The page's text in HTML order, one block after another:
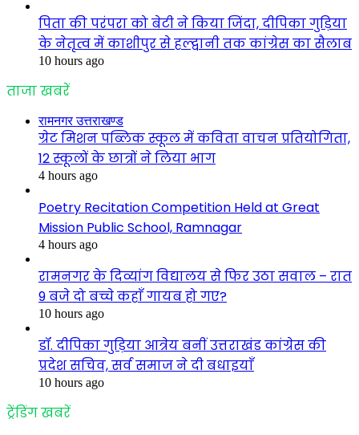
पिता की परंपरा को बेटी ने किया जिंदा, दीपिका गुड़िया
के नेतृत्व में काशीपुर से हल्द्वानी तक कांग्रेस का सैलाब
10 hours ago
ताजा खबरें
रामनगर उत्तराखण्ड
ग्रेट मिशन पब्लिक स्कूल में कविता वाचन प्रतियोगिता,
12 स्कूलों के छात्रों ने लिया भाग
4 hours ago
Poetry Recitation Competition Held at Great
Mission Public School, Ramnagar
4 hours ago
रामनगर के दिव्यांग विद्यालय से फिर उठा सवाल – रात
9 बजे दो बच्चे कहाँ गायब हो गए?
10 hours ago
डॉ. दीपिका गुड़िया आत्रेय बनीं उत्तराखंड कांग्रेस की
प्रदेश सचिव, सर्व समाज ने दी बधाइयाँ
10 hours ago
ट्रेंडिंग खबरें